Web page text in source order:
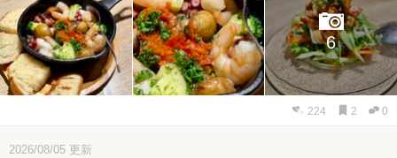
6
224 2 0
2026/08/05 更新